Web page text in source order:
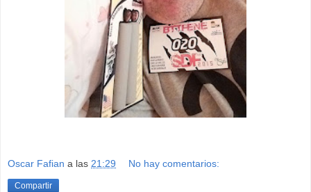
Oscar Fafian a las 21:29 No hay comentarios:
Compartir